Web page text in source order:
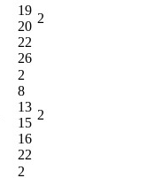
19
20
22
26
2
2
8
13
15
16
22
2
2